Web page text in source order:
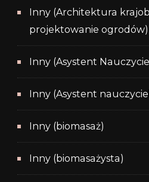
Inny (Architektura
projektowanie ogrodów)
Inny (Asystent
Inny (Asystent
Inny (biomasaż)
Inny (biomasażysta)